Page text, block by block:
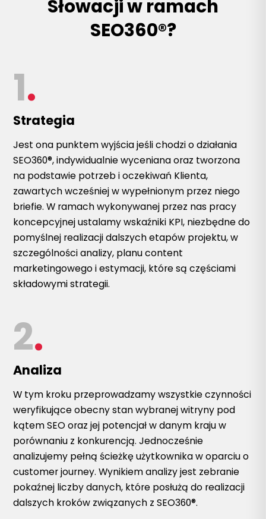
Słowacji w ramach
SEO360®?
1.
Strategia
Jest ona punktem wyjścia jeśli chodzi o działania
SEO360®, indywidualnie wyceniana oraz tworzona
na podstawie potrzeb i oczekiwań Klienta,
zawartych wcześniej w wypełnionym przez niego
briefie. W ramach wykonywanej przez nas pracy
koncepcyjnej ustalamy wskaźniki KPI, niezbędne do
pomyślnej realizacji dalszych etapów projektu, w
szczególności analizy, planu content
marketingowego i estymacji, które są częściami
składowymi strategii.
2.
Analiza
W tym kroku przeprowadzamy wszystkie czynności
weryfikujące obecny stan wybranej witryny pod
kątem SEO oraz jej potencjał w danym kraju w
porównaniu z konkurencją. Jednocześnie
analizujemy pełną ścieżkę użytkownika w oparciu o
customer journey. Wynikiem analizy jest zebranie
pokaźnej liczby danych, które posłużą do realizacji
dalszych kroków związanych z SEO360®.